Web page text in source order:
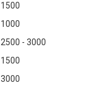
1500
1000
2500 - 3000
1500
3000